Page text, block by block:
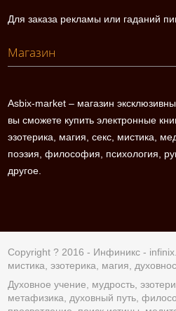
Для заказа рекламы или гаданий
Магазин
Asbix-market – магазин
вы сможете купить электронные
эзотерика, магия, секс, мистика,
поэзия, философия, психология,
другое.
Copyright ? 2016 - Инфиникс -
мистика, эзотерика, магия,
Духовное учение, мудрость,
метафизика, духовный путь,